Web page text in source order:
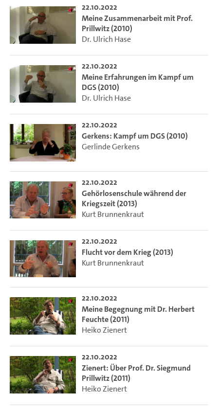
22.10.2022
Meine Zusammenarbeit mit Prof.
Prillwitz (2010)
Dr. Ulrich Hase
22.10.2022
Meine Erfahrungen im Kampf um
DGS (2010)
Dr. Ulrich Hase
22.10.2022
Gerkens: Kampf um DGS (2010)
Gerlinde Gerkens
22.10.2022
Gehörlosenschule während der
Kriegszeit (2013)
Kurt Brunnenkraut
22.10.2022
Flucht vor dem Krieg (2013)
Kurt Brunnenkraut
22.10.2022
Meine Begegnung mit Dr. Herbert
Feuchte (2011)
Heiko Zienert
22.10.2022
Zienert: Über Prof. Dr. Siegmund
Prillwitz (2011)
Heiko Zienert